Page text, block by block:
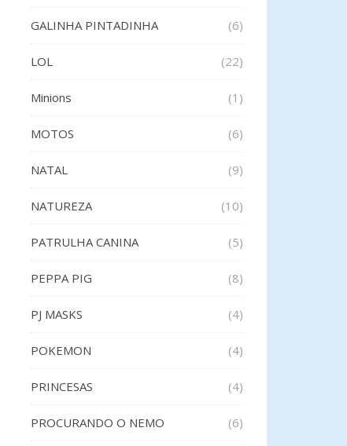
GALINHA PINTADINHA (6)
LOL (22)
Minions (1)
MOTOS (6)
NATAL (9)
NATUREZA (10)
PATRULHA CANINA (5)
PEPPA PIG (8)
PJ MASKS (4)
POKEMON (4)
PRINCESAS (4)
PROCURANDO O NEMO (6)